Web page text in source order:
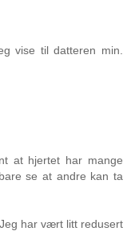
vise til datteren min.
at hjertet har mange
se at andre kan ta
har vært litt redusert